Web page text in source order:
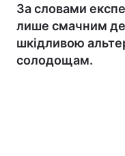
За словами
лише смачним
шкідливою
солодощам.